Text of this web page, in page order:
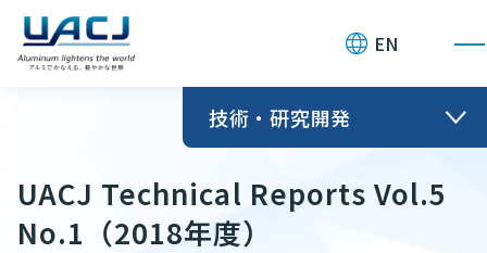
EN
技術・研究開発
UACJ Technical Reports Vol.5
No.1（2018年度）